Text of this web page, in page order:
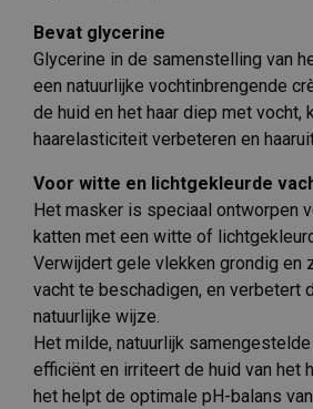
Bevat glycerine
Glycerine in de samenstelling van
een natuurlijke vochtinbrengende
de huid en het haar diep met vocht,
haarelasticiteit verbeteren en
Voor witte en lichtgekleurde
Het masker is speciaal ontworpen
katten met een witte of
Verwijdert gele vlekken grondig en
vacht te beschadigen, en verbetert
natuurlijke wijze.
Het milde, natuurlijk
efficiënt en irriteert de huid van het
het helpt de optimale pH-balans